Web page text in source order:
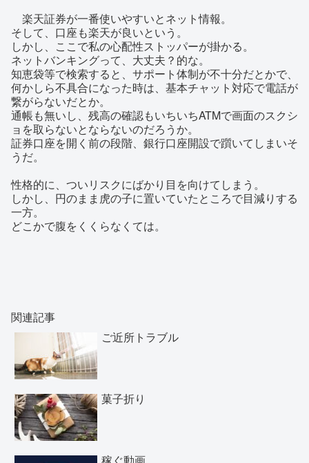
楽天証券が一番使いやすいとネット情報。
そして、口座も楽天が良いという。
しかし、ここで私の心配性ストッパーが掛かる。
ネットバンキングって、大丈夫？的な。
知恵袋等で検索すると、サポート体制が不十分だとかで、
何かしら不具合になった時は、基本チャット対応で電話が
繋がらないだとか。
通帳も無いし、残高の確認もいちいちATMで画面のスクシ
ョを取らないとならないのだろうか。
証券口座を開く前の段階、銀行口座開設で躓いてしまいそ
うだ。
性格的に、ついリスクにばかり目を向けてしまう。
しかし、円のまま虎の子に置いていたところで目減りする
一方。
どこかで腹をくくらなくては。
関連記事
ご近所トラブル
菓子折り